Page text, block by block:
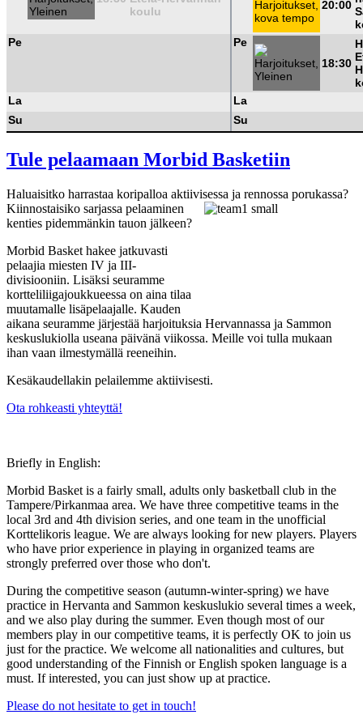
koulu
20:00
Pe
Pe
18:30
La
La
Su
Su
Tule pelaamaan Morbid Basketiin
Haluaisitko harrastaa koripalloa aktiivisessa ja rennossa porukassa?
Kiinnostaisiko sarjassa pelaaminen
kenties pidemmänkin tauon jälkeen?
Morbid Basket hakee jatkuvasti
pelaajia miesten IV ja III-
divisiooniin. Lisäksi seuramme
kortteliliigajoukkueessa on aina tilaa
muutamalle lisäpelaajalle. Kauden
aikana seuramme järjestää harjoituksia Hervannassa ja Sammon
keskuslukiolla useana päivänä viikossa. Meille voi tulla mukaan
ihan vaan ilmestymällä reeneihin.
Kesäkaudellakin pelailemme aktiivisesti.
Ota rohkeasti yhteyttä!
Briefly in English:
Morbid Basket is a fairly small, adults only basketball club in the
Tampere/Pirkanmaa area. We have three competitive teams in the
local 3rd and 4th division series, and one team in the unofficial
Korttelikoris league. We are always looking for new players. Players
who have prior experience in playing in organized teams are
strongly preferred over those who don't.
During the competitive season (autumn-winter-spring) we have
practice in Hervanta and Sammon keskuslukio several times a week,
and we also play during the summer. Even though most of our
members play in our competitive teams, it is perfectly OK to join us
just for the practice. We welcome all nationalities and cultures, but
good understanding of the Finnish or English spoken language is a
must. If interested, you can just show up at practice.
Please do not hesitate to get in touch!